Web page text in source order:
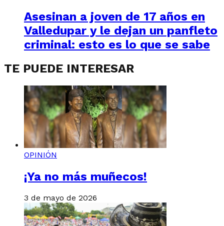
Asesinan a joven de 17 años en
Valledupar y le dejan un panfleto
criminal: esto es lo que se sabe
TE PUEDE INTERESAR
OPINIÓN
¡Ya no más muñecos!
3 de mayo de 2026